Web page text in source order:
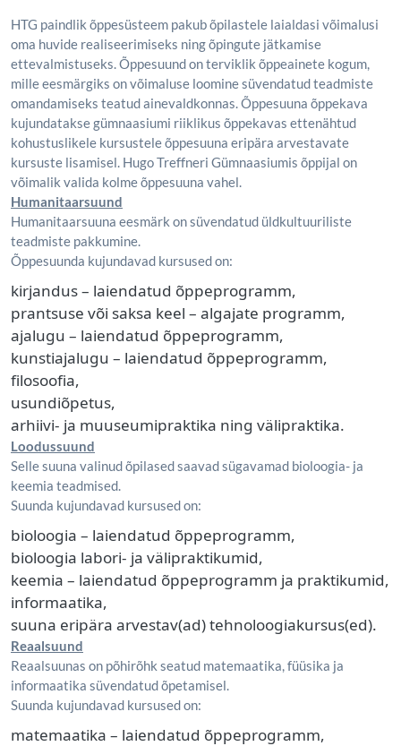
HTG paindlik õppesüsteem pakub õpilastele laialdasi võimalusi
oma huvide realiseerimiseks ning õpingute jätkamise
ettevalmistuseks. Õppesuund on terviklik õppeainete kogum,
mille eesmärgiks on võimaluse loomine süvendatud teadmiste
omandamiseks teatud ainevaldkonnas. Õppesuuna õppekava
kujundatakse gümnaasiumi riiklikus õppekavas ettenähtud
kohustuslikele kursustele õppesuuna eripära arvestavate
kursuste lisamisel. Hugo Treffneri Gümnaasiumis õppijal on
võimalik valida kolme õppesuuna vahel.
Humanitaarsuund
Humanitaarsuuna eesmärk on süvendatud üldkultuuriliste
teadmiste pakkumine.
Õppesuunda kujundavad kursused on:
kirjandus – laiendatud õppeprogramm,
prantsuse või saksa keel – algajate programm,
ajalugu – laiendatud õppeprogramm,
kunstiajalugu – laiendatud õppeprogramm,
filosoofia,
usundiõpetus,
arhiivi- ja muuseumipraktika ning välipraktika.
Loodussuund
Selle suuna valinud õpilased saavad sügavamad bioloogia- ja
keemia teadmised.
Suunda kujundavad kursused on:
bioloogia – laiendatud õppeprogramm,
bioloogia labori- ja välipraktikumid,
keemia – laiendatud õppeprogramm ja praktikumid,
informaatika,
suuna eripära arvestav(ad) tehnoloogiakursus(ed).
Reaalsuund
Reaalsuunas on põhirõhk seatud matemaatika, füüsika ja
informaatika süvendatud õpetamisel.
Suunda kujundavad kursused on:
matemaatika – laiendatud õppeprogramm,